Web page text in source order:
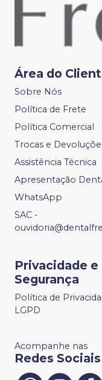
Área do
Sobre Nós
Política de Frete
Política Comercial
Trocas e
Assistência Técnica
Apresentação
WhatsApp
SAC -
Privacidade e
Segurança
Política de
LGPD
Acompanhe nas
Redes Sociais